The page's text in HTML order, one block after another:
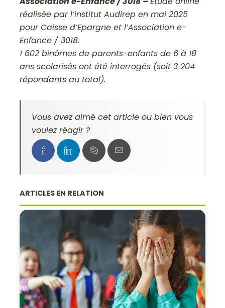
réalisée par l’institut Audirep en mai 2025
pour Caisse d’Epargne et l’Association e-
Enfance / 3018.
1 602 binômes de parents-enfants de 6 à 18
ans scolarisés ont été interrogés (soit 3 204
répondants au total).
Vous avez aimé cet article ou bien vous
voulez réagir ?
ARTICLES EN RELATION